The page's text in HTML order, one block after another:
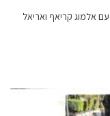
אלמוג קריאף ואריאל